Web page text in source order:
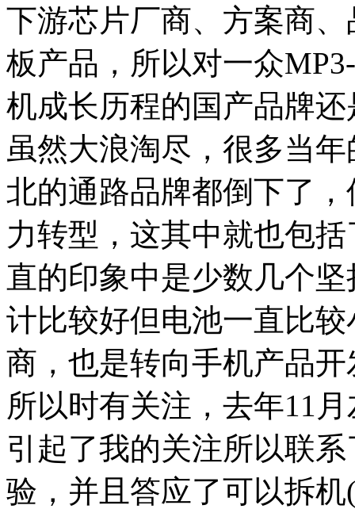
下游芯片厂商、方案商
板产品，所以对一众
机成长历程的国产品牌
虽然大浪淘尽，很多当
北的通路品牌都倒下了
力转型，这其中就也包
直的印象中是少数几个
计比较好但电池一直比
商，也是转向手机产品
所以时有关注，去年11
引起了我的关注所以联
验，并且答应了可以拆